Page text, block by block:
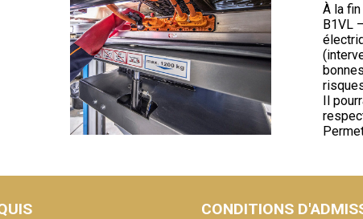
À la
B1VL
Il
CONDITIONS